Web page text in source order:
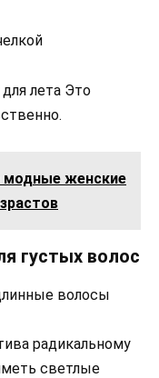
лета Это
женские
густых волос
радикальному
светлые